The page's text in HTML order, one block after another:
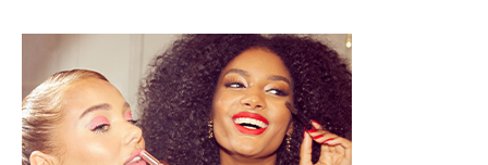
SUS PACIENTES